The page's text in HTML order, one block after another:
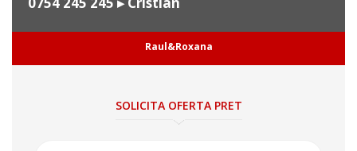
Raul&Roxana
SOLICITA OFERTA PRET